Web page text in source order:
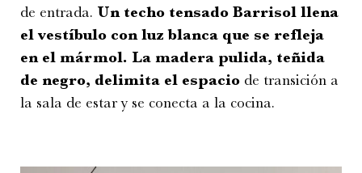
de entrada. Un techo tensado Barrisol llena
el vestíbulo con luz blanca que se refleja
en el mármol. La madera pulida, teñida
de negro, delimita el espacio de transición a
la sala de estar y se conecta a la cocina.